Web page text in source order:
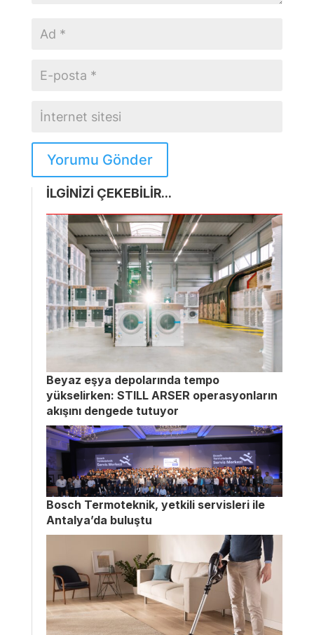
Yorumu Gönder
İLGİNİZİ ÇEKEBİLİR...
Beyaz eşya depolarında tempo
yükselirken: STILL ARSER operasyonların
akışını dengede tutuyor
Bosch Termoteknik, yetkili servisleri ile
Antalya’da buluştu